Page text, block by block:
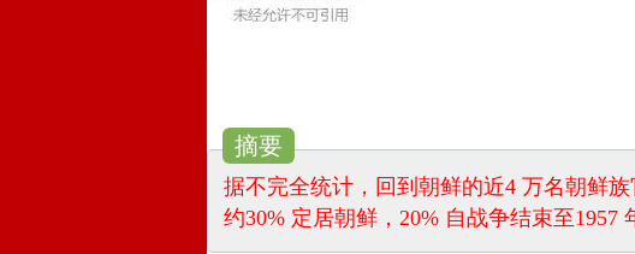
摘要
据不完全统计，回到朝鲜的近4 万名朝鲜
约30% 定居朝鲜，20% 自战争结束至1957